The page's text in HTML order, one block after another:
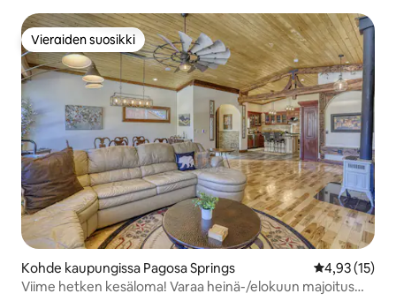
Vieraiden suosikki
Vieraiden suosikki
Kohde kaupungissa Pagosa Springs
4,93 (15)
Viime hetken kesäloma! Varaa heinä-/elokuun majoitus